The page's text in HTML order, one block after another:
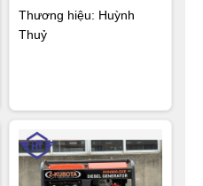
Thương hiệu: Huỳnh
Thuỷ